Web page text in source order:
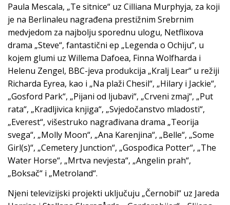
Paula Mescala, „Te sitnice“ uz Cilliana Murphyja, za koji
je na Berlinaleu nagrađena prestižnim Srebrnim
medvjedom za najbolju sporednu ulogu, Netflixova
drama „Steve“, fantastični ep „Legenda o Ochiju“, u
kojem glumi uz Willema Dafoea, Finna Wolfharda i
Helenu Zengel, BBC-jeva produkcija „Kralj Lear“ u režiji
Richarda Eyrea, kao i „Na plaži Chesil“, „Hilary i Jackie“,
„Gosford Park“, „Pijani od ljubavi“, „Crveni zmaj“, „Put
rata“, „Kradljivica knjiga“, „Svjedočanstvo mladosti“,
„Everest“, višestruko nagrađivana drama „Teorija
svega“, „Molly Moon“, „Ana Karenjina“, „Belle“, „Some
Girl(s)“, „Cemetery Junction“, „Gospođica Potter“, „The
Water Horse“, „Mrtva nevjesta“, „Angelin prah“,
„Boksač“ i „Metroland“.
Njeni televizijski projekti uključuju „Černobil“ uz Jareda